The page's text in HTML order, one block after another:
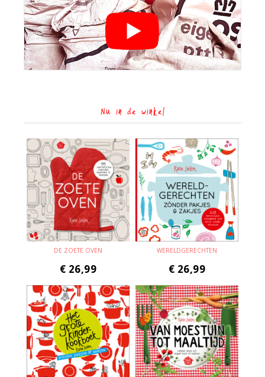
Nu in de winkel
DE ZOETE OVEN
€ 26,99
WERELDGERECHTEN
€ 26,99